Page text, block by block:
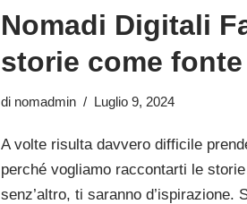
Nomadi Digitali
storie come
di nomadmin Luglio 9, 2024
A volte risulta davvero difficile
perché vogliamo raccontarti le
senz’altro, ti saranno d’ispirazione.